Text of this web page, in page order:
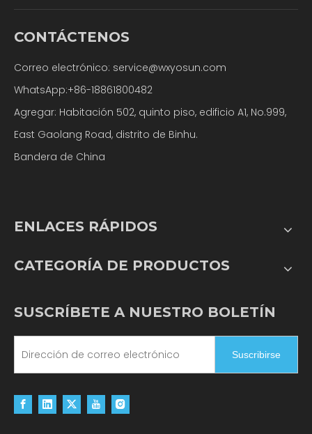
CONTÁCTENOS
Correo electrónico: service@wxyosun.com
WhatsApp:+86-18861800482
Agregar: Habitación 502, quinto piso, edificio A1, No.999,
East Gaolang Road, distrito de Binhu.
Bandera de China
ENLACES RÁPIDOS
CATEGORÍA DE PRODUCTOS
SUSCRÍBETE A NUESTRO BOLETÍN
Suscribirse